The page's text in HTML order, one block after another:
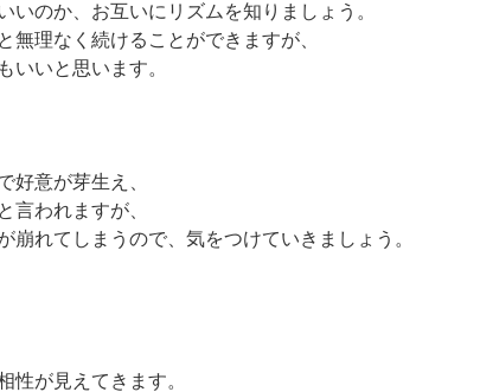
いのか、お互いにリズムを知りましょう。
無理なく続けることができますが、
いいと思います。
好意が芽生え、
言われますが、
崩れてしまうので、気をつけていきましょう。
性が見えてきます。